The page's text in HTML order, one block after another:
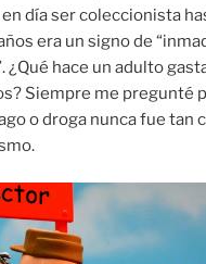
día ser coleccionista
era un signo de
¿Qué hace un adulto
Siempre me pregunté
o droga nunca fue tan